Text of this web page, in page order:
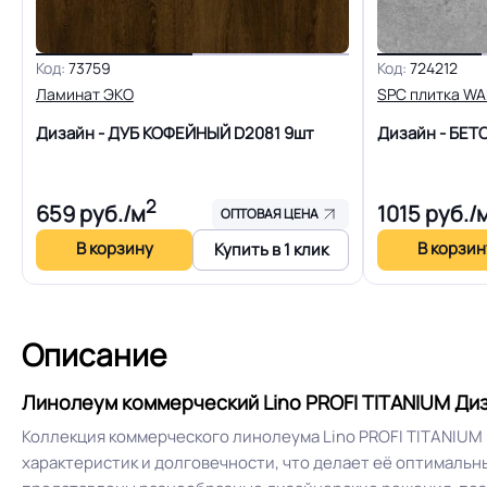
Особенности коллекции
Высокая
чипсовым
Доп. защита рабочего слоя
Длина рулон.
Форма поставки и мин. партии
Система стыковки швов
Код: 73759
Ламинат ЭКО
Дизайн - ДУБ КОФЕЙНЫЙ D2081 9шт
659руб./м2 ОПТОВАЯ ЦЕНА
В корзину Купить в 1 клик
Код: 724212
SPC плитка
Дизайн -
1015руб./
В
Описание
Линолеум коммерческий Lino PROFI TITANIUM
Коллекция коммерческого линолеума Lino PROFI
характеристик и долговечности, что делает её